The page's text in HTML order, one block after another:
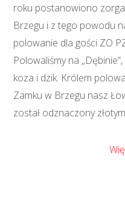
roku postanowiono
Brzegu i z tego powodu
polowanie dla gości ZO
Polowaliśmy na
koza i dzik. Królem
Zamku w Brzegu nasz
został odznaczony